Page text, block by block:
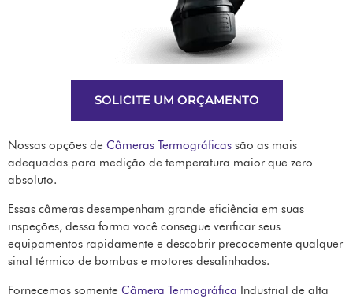
SOLICITE UM ORÇAMENTO
Nossas opções de Câmeras Termográficas são as mais
adequadas para medição de temperatura maior que zero
absoluto.
Essas câmeras desempenham grande eficiência em suas
inspeções, dessa forma você consegue verificar seus
equipamentos rapidamente e descobrir precocemente qualquer
sinal térmico de bombas e motores desalinhados.
Fornecemos somente Câmera Termográfica Industrial de alta